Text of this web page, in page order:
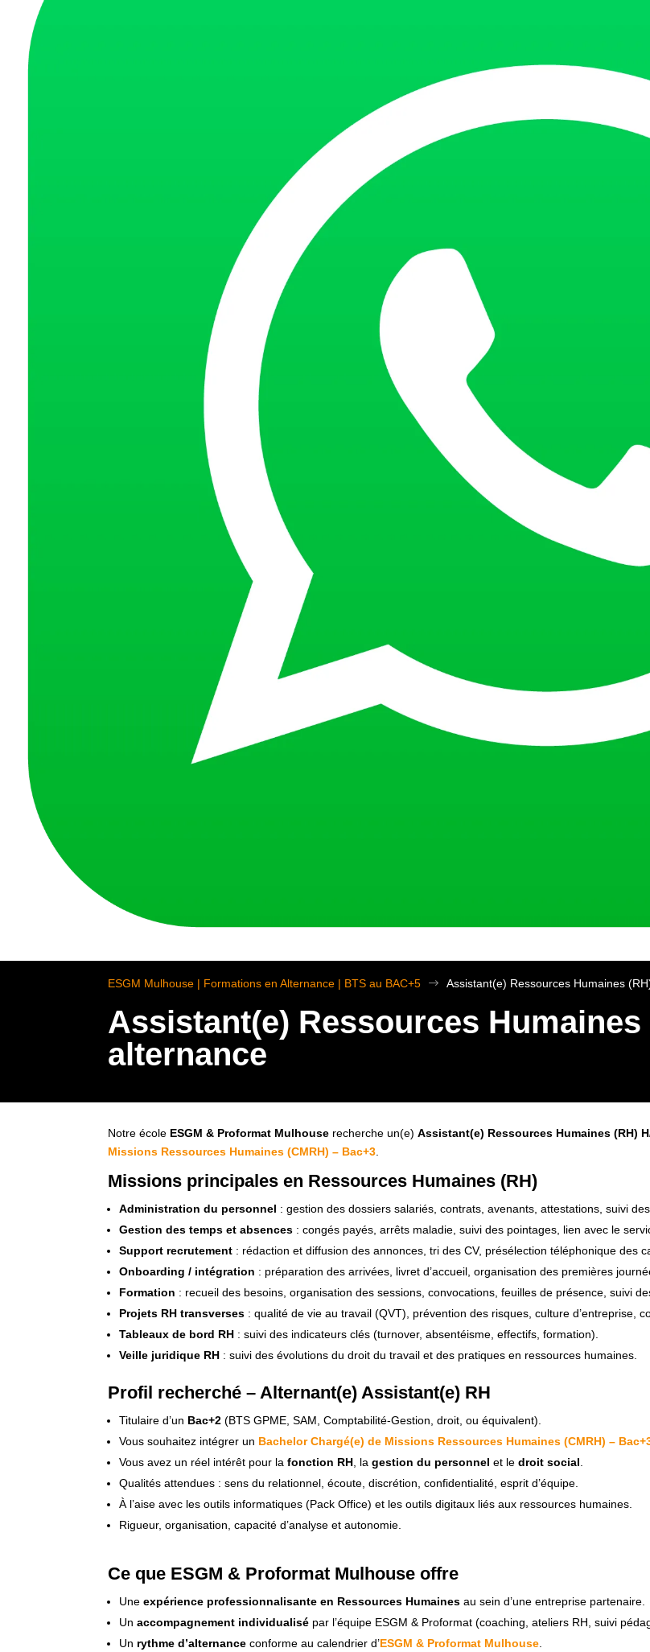
ESGM Mulhouse | Formations en Alternance | BTS au BAC+5 $ Assistant(e) Ressources Humaines
Assistant(e) Ressources Humaines
alternance
Notre école ESGM & Proformat Mulhouse recherche un(e)Assistant(e) Ressources Humaines (RH)
Missions Ressources Humaines (CMRH) – Bac+3
Missions principales en Ressources Humaines (RH)
Administration du personnel : gestion des dossiers salariés, contrats, avenants, attestations, suivi des
Gestion des temps et absences : congés payés, arrêts maladie, suivi des pointages, lien avec le
Support recrutement : rédaction et diffusion des annonces, tri des CV, présélection téléphonique des
Onboarding / intégration : préparation des arrivées, livret d’accueil, organisation des premières
Formation : recueil des besoins, organisation des sessions, convocations, feuilles de présence, suivi
Projets RH transverses : qualité de vie au travail (QVT), prévention des risques, culture d’entreprise,
Tableaux de bord RH : suivi des indicateurs clés (turnover, absentéisme, effectifs, formation).
Veille juridique RH : suivi des évolutions du droit du travail et des pratiques en ressources humaines.
Profil recherché – Alternant(e) Assistant(e) RH
Titulaire d’un Bac+2 (BTS GPME, SAM, Comptabilité-Gestion, droit, ou équivalent).
Vous souhaitez intégrer un Bachelor Chargé(e) de Missions Ressources Humaines (CMRH) –
Vous avez un réel intérêt pour lafonction RH , lagestion du personnel et ledroit social
Qualités attendues : sens du relationnel, écoute, discrétion, confidentialité, esprit d’équipe.
À l’aise avec les outils informatiques (Pack Office) et les outils digitaux liés aux ressources humaines.
Rigueur, organisation, capacité d’analyse et autonomie.
Ce que ESGM & Proformat Mulhouse offre
Uneexpérience professionnalisante en Ressources Humaines au sein d’une entreprise partenaire.
Unaccompagnement individualisé par l’équipe ESGM & Proformat (coaching, ateliers RH, suivi
Un rythme d’alternance conforme au calendrier d’ESGM & Proformat Mulhouse